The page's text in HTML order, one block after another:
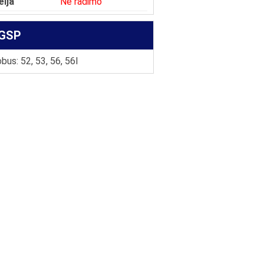
52, 53, 56, 56l